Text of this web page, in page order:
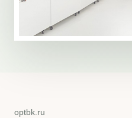
optbk.ru